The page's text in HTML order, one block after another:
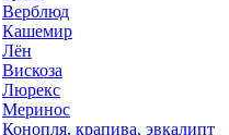
Верблюд
Кашемир
Лён
Вискоза
Люрекс
Меринос
Конопля, крапива, эвкалипт